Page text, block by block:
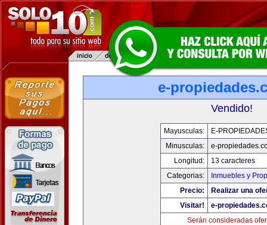
e-
Vendido!
Mayusculas:
E-
Minusculas:
e-
Longitud:
13 caracteres
Categorias:
Inmuebles y
Precio:
Realizar una
Visitar!
e-
Serán consideradas